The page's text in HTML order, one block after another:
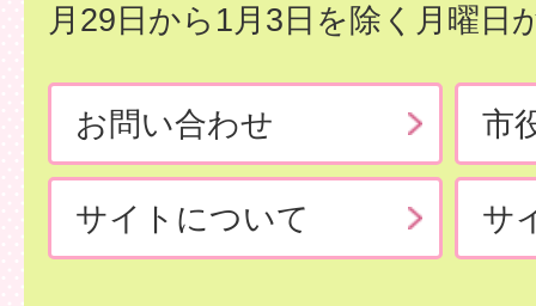
月29日から1月3日を除く月曜日
お問い合わせ 市
サイトについて サ